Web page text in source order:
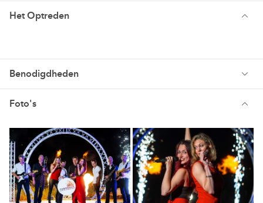
Het Optreden
Benodigdheden
Foto's